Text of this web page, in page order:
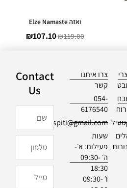
ואזה Elze Namaste
₪119.00
₪107.10
צרו איתנו
קשר
054-
6176540
officialdespiti@gmail.com
שעות
פעילות: א׳-
ה׳ 09:30-
18:30
ו׳ 09:30-
Contact
Us